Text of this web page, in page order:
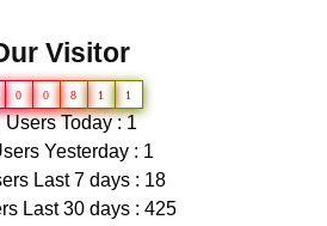
Visitor
0 0 8 1 1
Users Today : 1
Yesterday : 1
Last 7 days : 18
Last 30 days : 425